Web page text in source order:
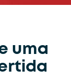
uma